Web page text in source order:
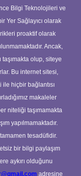
Bilgi Teknolojileri ve
Yer Sağlayıcı olarak
proaktif olarak
Ancak,
olup, siteye
Bu internet sitesi,
hiçbir bağlantısı
makaleler
niteliği taşımamakta
yapılmamaktadır.
tesadüfidir.
bir bilgi paylaşım
aykırı olduğunu
adresine